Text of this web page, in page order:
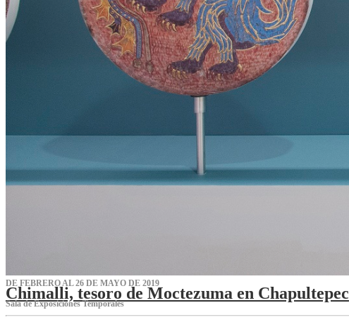
DE FEBRERO AL 26 DE MAYO DE 2019
Chimalli, tesoro de Moctezuma en Chapultepec
Sala de Exposiciones Temporales